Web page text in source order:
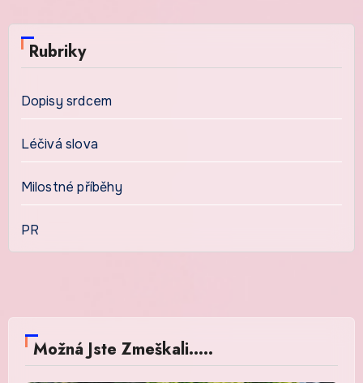
Rubriky
Dopisy srdcem
Léčivá slova
Milostné příběhy
PR
Možná Jste Zmeškali.....